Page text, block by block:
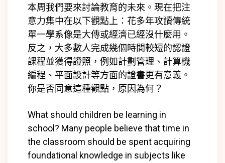
本周我們要來討論教育的未來。現在把注
意力集中在以下觀點上：花多年攻讀傳統
單一學系像是大傳或經濟已經沒什麼用。
反之，大多數人完成幾個時間較短的認證
課程並獲得證照，例如計劃管理、計算機
編程、平面設計等方面的證書更有意義。
你是否同意這種觀點，原因為何？
What should children be learning in
school? Many people believe that time in
the classroom should be spent acquiring
foundational knowledge in subjects like